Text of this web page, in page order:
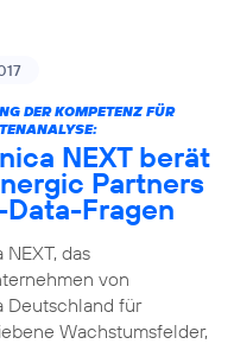
DER KOMPETENZ FÜR
NEXT berät
Partners
Data-Fragen
das
von
Deutschland für
Wachstumsfelder,